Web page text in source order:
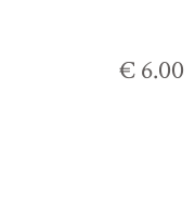
€ 6.00